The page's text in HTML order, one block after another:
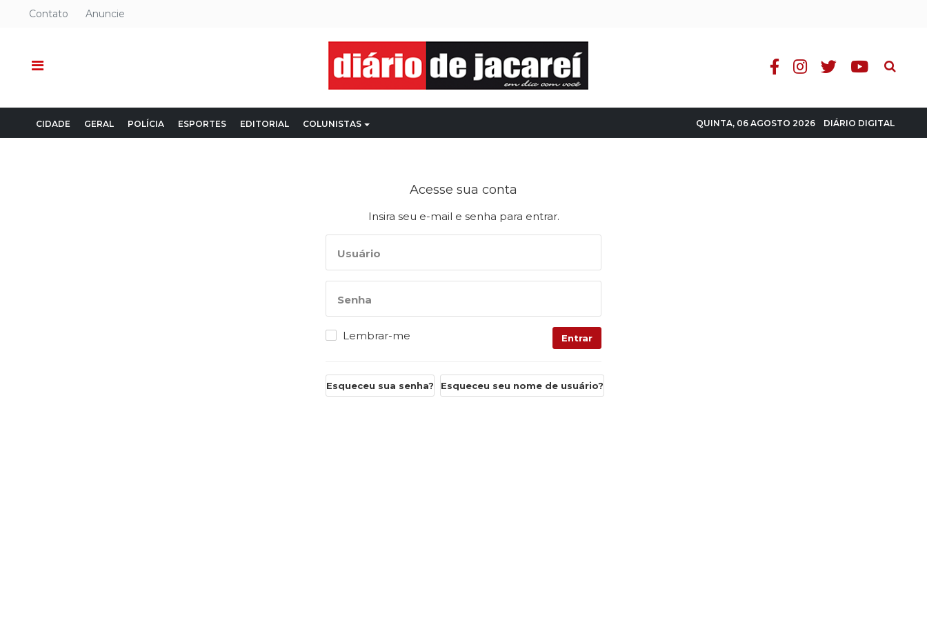
Contato Anuncie
Pesquisa
CIDADE GERAL POLÍCIA ESPORTES EDITORIAL COLUNISTAS QUINTA, 06 AGOSTO 2026 DIÁRIO DIGITAL
Acesse sua conta
Insira seu e-mail e senha para entrar.
Usuário
Senha
Lembrar-me Entrar
Esqueceu sua senha? Esqueceu seu nome de usuário?